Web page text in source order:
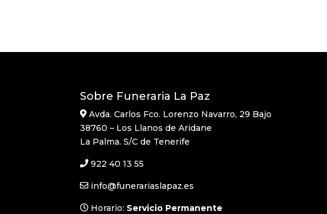
Sobre Funeraria La Paz
Avda. Carlos Fco. Lorenzo Navarro, 29 Bajo
38760 – Los Llanos de Aridane
La Palma. S/C de Tenerife
922 40 13 55
info@funerariaslapaz.es
Horario: Servicio Permanente